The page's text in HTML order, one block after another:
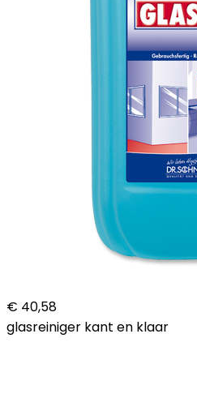
€ 40,58
glasreiniger kant en klaar